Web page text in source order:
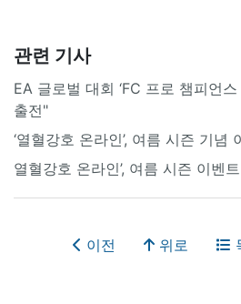
관련 기사
EA 글로벌 대회 ‘FC 프로 챔피언
출전"
‘열혈강호 온라인’, 여름 시즌 기념
열혈강호 온라인’, 여름 시즌 이벤
이전 위로